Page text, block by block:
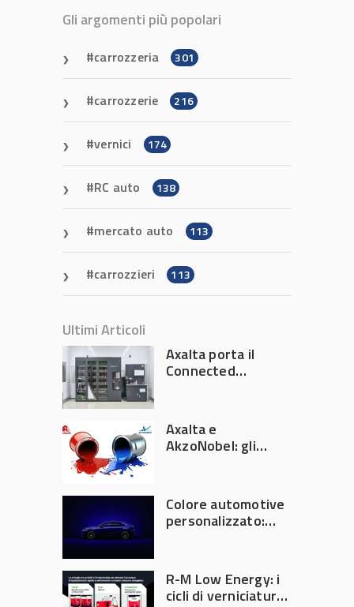
Gli argomenti più popolari
carrozzeria 301
carrozzerie 216
vernici 174
RC auto 138
mercato auto 113
carrozzieri 113
Ultimi Articoli
Axalta porta il
Connected
Automechanika
Frankfurt 2026
Axalta e
AkzoNobel: gli
Colore automotive
personalizzato:
diventa ingegneria
di precisione
R-M Low Energy: i
cicli di verniciatura